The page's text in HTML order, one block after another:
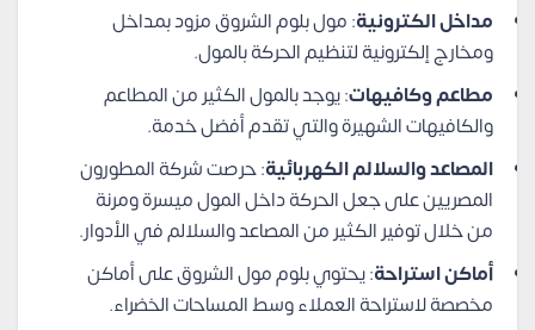
مداخل الكترونية: مول بلوم الشروق مزود بمداخل
ومخارج إلكترونية لتنظيم الحركة بالمول.
مطاعم وكافيهات: يوجد بالمول الكثير من المطاعم
والكافيهات الشهيرة والتي تقدم أفضل خدمة.
المصاعد والسلالم الكهربائية: حرصت شركة المطورون
المصريين على جعل الحركة داخل المول ميسرة ومرنة
من خلال توفير الكثير من المصاعد والسلالم في الأدوار.
أماكن استراحة: يحتوي بلوم مول الشروق على أماكن
مخصصة لاستراحة العملاء وسط المساحات الخضراء.